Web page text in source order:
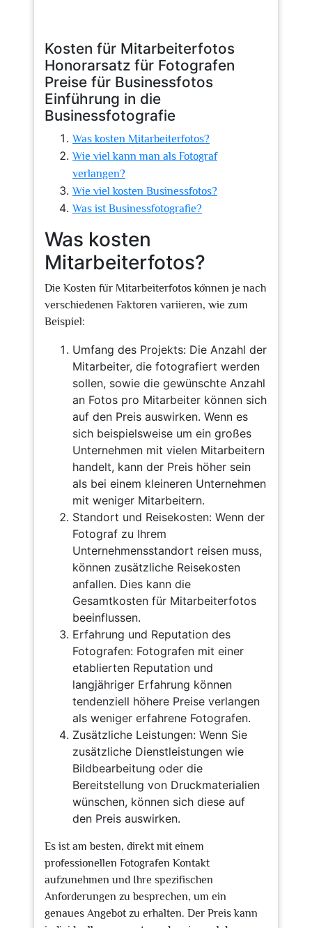
Kosten für Mitarbeiterfotos
Honorarsatz für Fotografen
Preise für Businessfotos
Einführung in die
Businessfotografie
Was kosten Mitarbeiterfotos?
Wie viel kann man als Fotograf
verlangen?
Wie viel kosten Businessfotos?
Was ist Businessfotografie?
Was kosten
Mitarbeiterfotos?
Die Kosten für Mitarbeiterfotos können je nach
verschiedenen Faktoren variieren, wie zum
Beispiel:
Umfang des Projekts: Die Anzahl der
Mitarbeiter, die fotografiert werden
sollen, sowie die gewünschte Anzahl
an Fotos pro Mitarbeiter können sich
auf den Preis auswirken. Wenn es
sich beispielsweise um ein großes
Unternehmen mit vielen Mitarbeitern
handelt, kann der Preis höher sein
als bei einem kleineren Unternehmen
mit weniger Mitarbeitern.
Standort und Reisekosten: Wenn der
Fotograf zu Ihrem
Unternehmensstandort reisen muss,
können zusätzliche Reisekosten
anfallen. Dies kann die
Gesamtkosten für Mitarbeiterfotos
beeinflussen.
Erfahrung und Reputation des
Fotografen: Fotografen mit einer
etablierten Reputation und
langjähriger Erfahrung können
tendenziell höhere Preise verlangen
als weniger erfahrene Fotografen.
Zusätzliche Leistungen: Wenn Sie
zusätzliche Dienstleistungen wie
Bildbearbeitung oder die
Bereitstellung von Druckmaterialien
wünschen, können sich diese auf
den Preis auswirken.
Es ist am besten, direkt mit einem
professionellen Fotografen Kontakt
aufzunehmen und Ihre spezifischen
Anforderungen zu besprechen, um ein
genaues Angebot zu erhalten. Der Preis kann